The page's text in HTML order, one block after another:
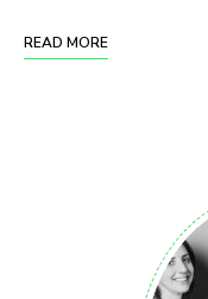
READ MORE